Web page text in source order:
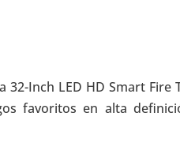
Inch LED HD Smart Fire
favoritos en alta